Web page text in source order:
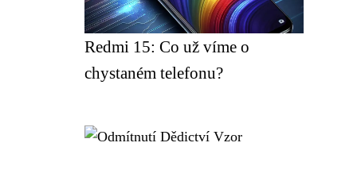
Redmi 15: Co už víme o
chystaném telefonu?